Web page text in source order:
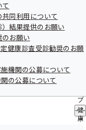
届
出
先
一
覧
サ
ブ
ニ
の
ブ
メ
ニ
ュ
共同利用について
）結果提供のお願い
のお願い
健康診査受診勧奨のお願
機関の公募について
の公募について
健
康
照ください。
議会 資料